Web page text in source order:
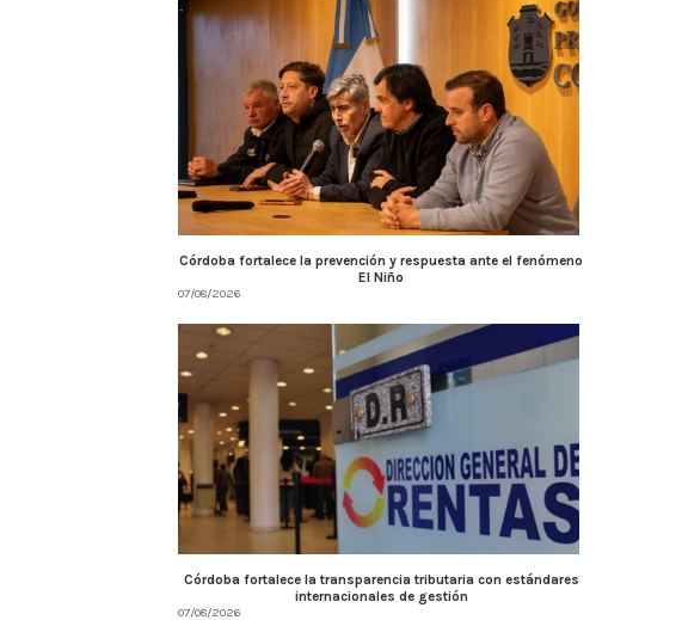
Córdoba fortalece la prevención y respuesta ante el fenómeno
El Niño
07/08/2026
Córdoba fortalece la transparencia tributaria con estándares
internacionales de gestión
07/08/2026